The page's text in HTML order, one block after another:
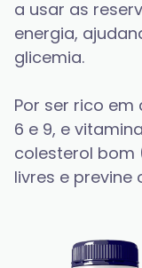
a usar as
energia,
glicemia.
Por ser rico
6 e 9, e
colesterol bom
livres e previne